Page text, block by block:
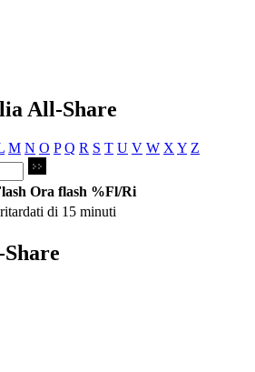
All-Share
M N O P Q R S T U V W X Y Z
Ora flash %Fl/Ri
di 15 minuti